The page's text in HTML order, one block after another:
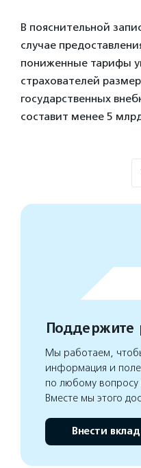
В пояснительной
случае
пониженные тарифы
страхователей
государственных
составит менее 5
Поддержите
Мы работаем,
информация и
по любому вопросу
Вместе мы этого
Внести вклад